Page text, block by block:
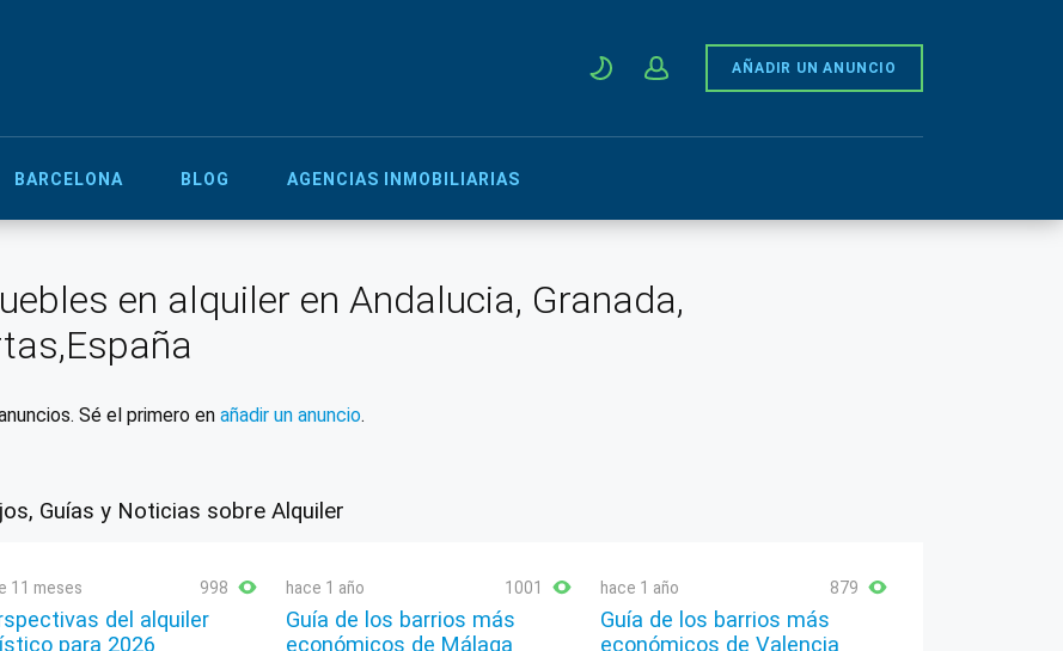
AÑADIR UN ANUNCIO
BARCELONA BLOG AGENCIAS INMOBILIARIAS
en alquiler en Andalucia, Granada,
Sé el primero en añadir un anuncio.
Guías y Noticias sobre Alquiler
11 meses 998
del alquiler
para 2026
hace 1 año 1001
Guía de los barrios más
económicos de Málaga
hace 1 año 879
Guía de los barrios más
económicos de Valencia